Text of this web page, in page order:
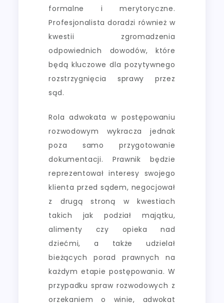
formalne i merytoryczne.
Profesjonalista doradzi również w
kwestii zgromadzenia
odpowiednich dowodów, które
będą kluczowe dla pozytywnego
rozstrzygnięcia sprawy przez
sąd.
Rola adwokata w postępowaniu
rozwodowym wykracza jednak
poza samo przygotowanie
dokumentacji. Prawnik będzie
reprezentował interesy swojego
klienta przed sądem, negocjował
z drugą stroną w kwestiach
takich jak podział majątku,
alimenty czy opieka nad
dziećmi, a także udzielał
bieżących porad prawnych na
każdym etapie postępowania. W
przypadku spraw rozwodowych z
orzekaniem o winie, adwokat